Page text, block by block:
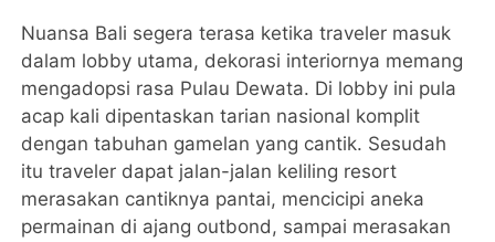
Nuansa Bali segera terasa ketika traveler masuk
dalam lobby utama, dekorasi interiornya memang
mengadopsi rasa Pulau Dewata. Di lobby ini pula
acap kali dipentaskan tarian nasional komplit
dengan tabuhan gamelan yang cantik. Sesudah
itu traveler dapat jalan-jalan keliling resort
merasakan cantiknya pantai, mencicipi aneka
permainan di ajang outbond, sampai merasakan